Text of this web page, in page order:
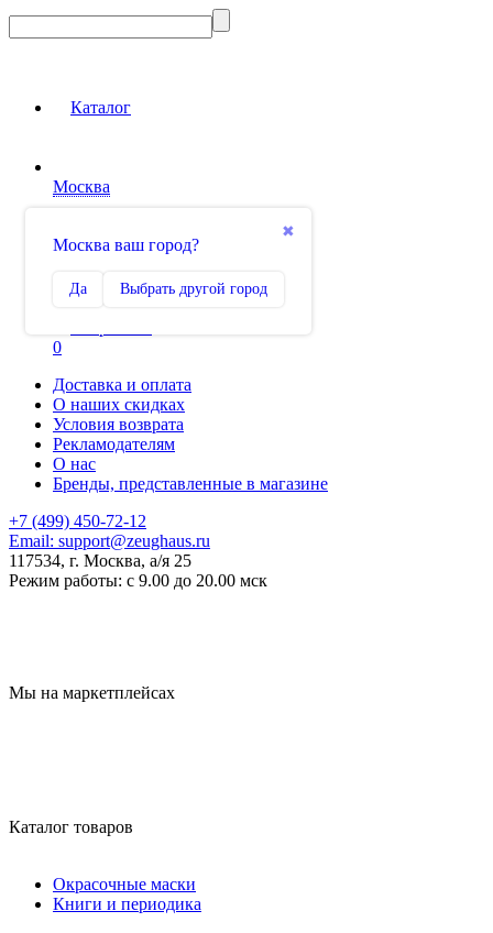
Каталог
Москва
✖
Москва ваш город?
Да Выбрать другой город
Сравнение
0
Доставка и оплата
О наших скидках
Условия возврата
Рекламодателям
О нас
Бренды, представленные в магазине
+7 (499) 450-72-12
Email: support@zeughaus.ru
117534, г. Москва, а/я 25
Режим работы: с 9.00 до 20.00 мск
Мы на маркетплейсах
Каталог товаров
Окрасочные маски
Книги и периодика